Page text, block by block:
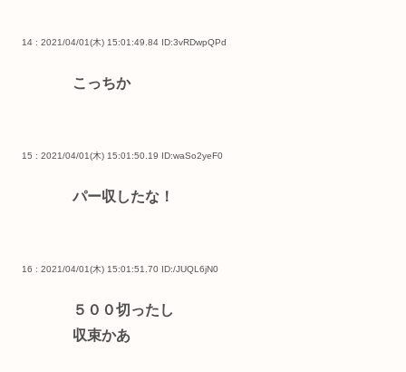
14 : 2021/04/01(木) 15:01:49.84 ID:3vRDwpQPd
こっちか
15 : 2021/04/01(木) 15:01:50.19 ID:waSo2yeF0
パー収したな！
16 : 2021/04/01(木) 15:01:51.70 ID:/JUQL6jN0
５００切ったし
収束かあ